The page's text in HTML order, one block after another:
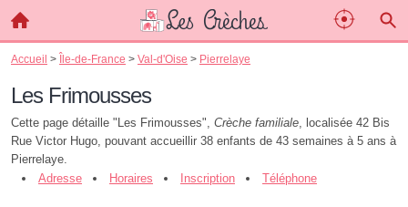
Accueil > Île-de-France > Val-d'Oise > Pierrelaye
Les Frimousses
Cette page détaille "Les Frimousses", Crèche familiale, localisée 42 Bis
Rue Victor Hugo, pouvant accueillir 38 enfants de 43 semaines à 5 ans à
Pierrelaye.
Adresse
Horaires Inscription Téléphone